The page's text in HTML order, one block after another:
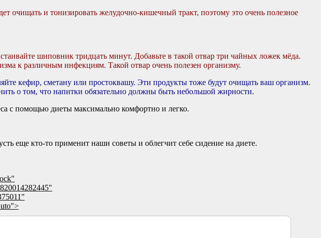
очищать и тонизировать желудочно-кишечный тракт, поэтому это очень полезное
шиповник тридцать минут. Добавьте в такой отвар три чайных ложек мёда.
к различным инфекциям. Такой отвар очень полезен организму.
кефир, сметану или простоквашу. Эти продукты тоже будут очищать ваш организм.
о том, что напитки обязательно должны быть небольшой жирности.
с помощью диеты максимально комфортно и легко.
еще кто-то применит наши советы и облегчит себе сидение на диете.